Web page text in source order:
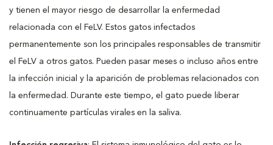
y tienen el mayor riesgo de desarrollar la enfermedad
relacionada con el FeLV. Estos gatos infectados
permanentemente son los principales responsables de transmitir
el FeLV a otros gatos. Pueden pasar meses o incluso años entre
la infección inicial y la aparición de problemas relacionados con
la enfermedad. Durante este tiempo, el gato puede liberar
continuamente partículas virales en la saliva.